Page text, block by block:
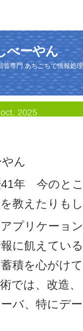
べーやん
専門 あちこちで情報処
2025
ん
41年 今のと
教えたりも
プリケーョ
に飢えてい
積を心がけ
では、改造
バ、特にデ